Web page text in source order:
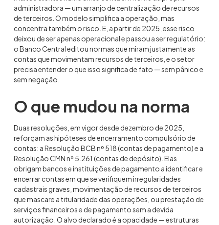
administradora — um arranjo de centralização de recursos
de terceiros. O modelo simplifica a operação, mas
concentra também o risco. E, a partir de 2025, esse risco
deixou de ser apenas operacional e passou a ser regulatório:
o Banco Central editou normas que miram justamente as
contas que movimentam recursos de terceiros, e o setor
precisa entender o que isso significa de fato — sem pânico e
sem negação.
O que mudou na norma
Duas resoluções, em vigor desde dezembro de 2025,
reforçam as hipóteses de encerramento compulsório de
contas: a Resolução BCB nº 518 (contas de pagamento) e a
Resolução CMN nº 5.261 (contas de depósito). Elas
obrigam bancos e instituições de pagamento a identificar e
encerrar contas em que se verifiquem irregularidades
cadastrais graves, movimentação de recursos de terceiros
que mascare a titularidade das operações, ou prestação de
serviços financeiros e de pagamento sem a devida
autorização. O alvo declarado é a opacidade — estruturas